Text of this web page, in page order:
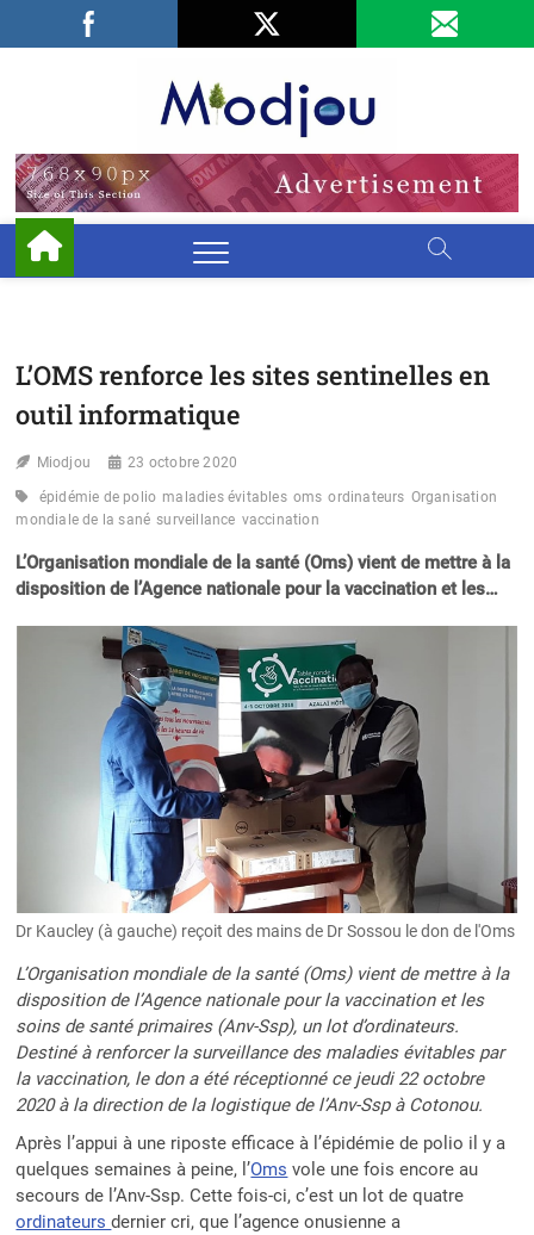
Facebook
LinkedIn
L’OMS renforce les sites sentinelles en
outil informatique
Miodjou 23 octobre 2020
épidémie de polio maladies évitables oms ordinateurs Organisation
mondiale de la sané surveillance vaccination
L’Organisation mondiale de la santé (Oms) vient de mettre à la
disposition de l’Agence nationale pour la vaccination et les…
Dr Kaucley (à gauche) reçoit des mains de Dr Sossou le don de l'Oms
L’Organisation mondiale de la santé (Oms) vient de mettre à la
disposition de l’Agence nationale pour la vaccination et les
soins de santé primaires (Anv-Ssp), un lot d’ordinateurs.
Destiné à renforcer la surveillance des maladies évitables par
la vaccination, le don a été réceptionné ce jeudi 22 octobre
2020 à la direction de la logistique de l’Anv-Ssp à Cotonou.
Après l’appui à une riposte efficace à l’épidémie de polio il y a
quelques semaines à peine, l’Oms vole une fois encore au
secours de l’Anv-Ssp. Cette fois-ci, c’est un lot de quatre
ordinateursdernier cri, que l’agence onusienne a